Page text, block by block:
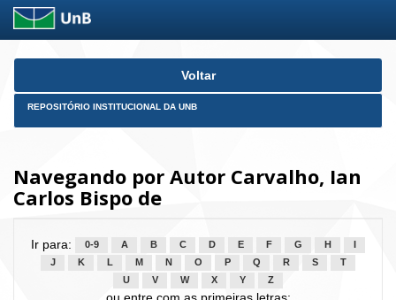
Skip
Voltar
REPOSITÓRIO INSTITUCIONAL DA UNB
Navegando por Autor Carvalho, Ian
Carlos Bispo de
Ir para: 0-9 A B C D E F G H
J
K L M N O P Q R S
T
U
V W X Y Z
ou entre com as primeiras letras: